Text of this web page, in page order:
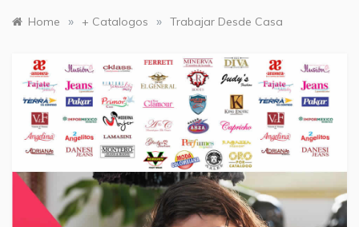
Home » + Catalogos » Trabajar Desde Casa